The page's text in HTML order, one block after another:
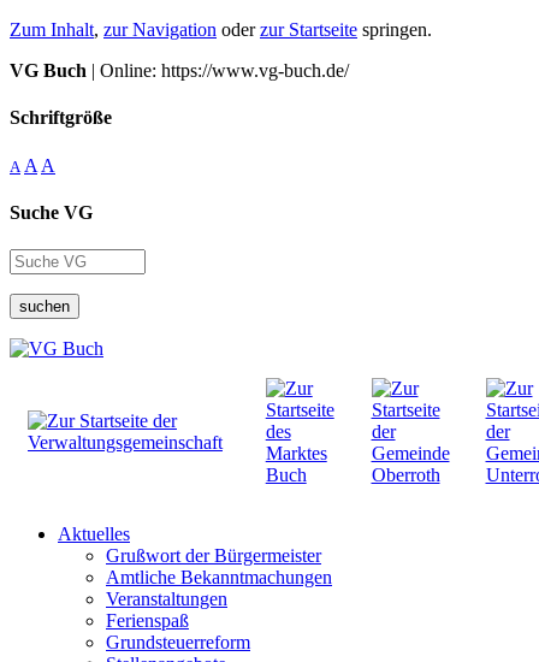
Zum Inhalt, zur Navigation oderzur Startseite springen.
VG Buch | Online: https://www.vg-buch.de/
Schriftgröße
A A A
Suche VG
suchen
Aktuelles
Grußwort der Bürgermeister
Amtliche Bekanntmachungen
Veranstaltungen
Ferienspaß
Grundsteuerreform